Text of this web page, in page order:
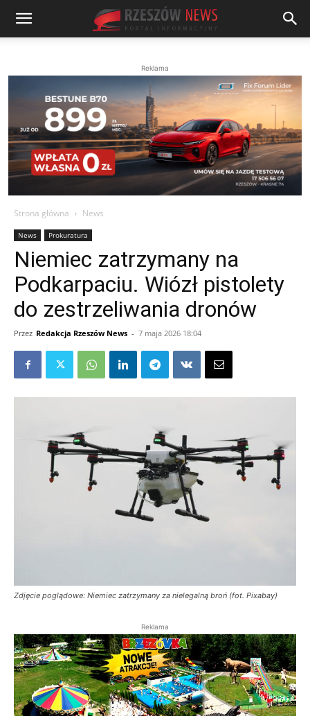
Reklama
Strona główna News
News Prokuratura
Niemiec zatrzymany na
Podkarpaciu. Wiózł pistolety
do zestrzeliwania dronów
Przez Redakcja Rzeszów News - 7 maja 2026 18:04
Zdjęcie poglądowe: Niemiec zatrzymany za nielegalną broń (fot. Pixabay)
Reklama